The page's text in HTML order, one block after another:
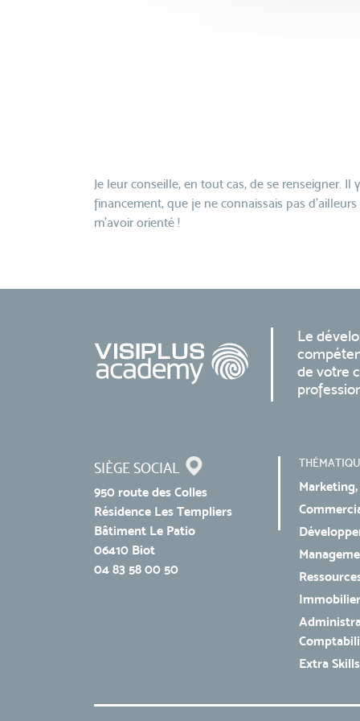
Je leur conseille, en tout cas, de se renseigner. Il
financement, que je ne connaissais pas
m’avoir orienté !
Le
de votre
SIÈGE SOCIAL
950 route des Colles
Résidence Les Templiers
Bâtiment Le Patio
06410 Biot
04 83 58 00 50
Immobilier
Extra Skills